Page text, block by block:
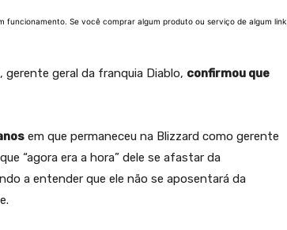
funcionamento. Se você comprar algum produto ou serviço de algum link
gerente geral da franquia Diablo, confirmou que
em que permaneceu na Blizzard como gerente
“agora era a hora” dele se afastar da
a entender que ele não se aposentará da